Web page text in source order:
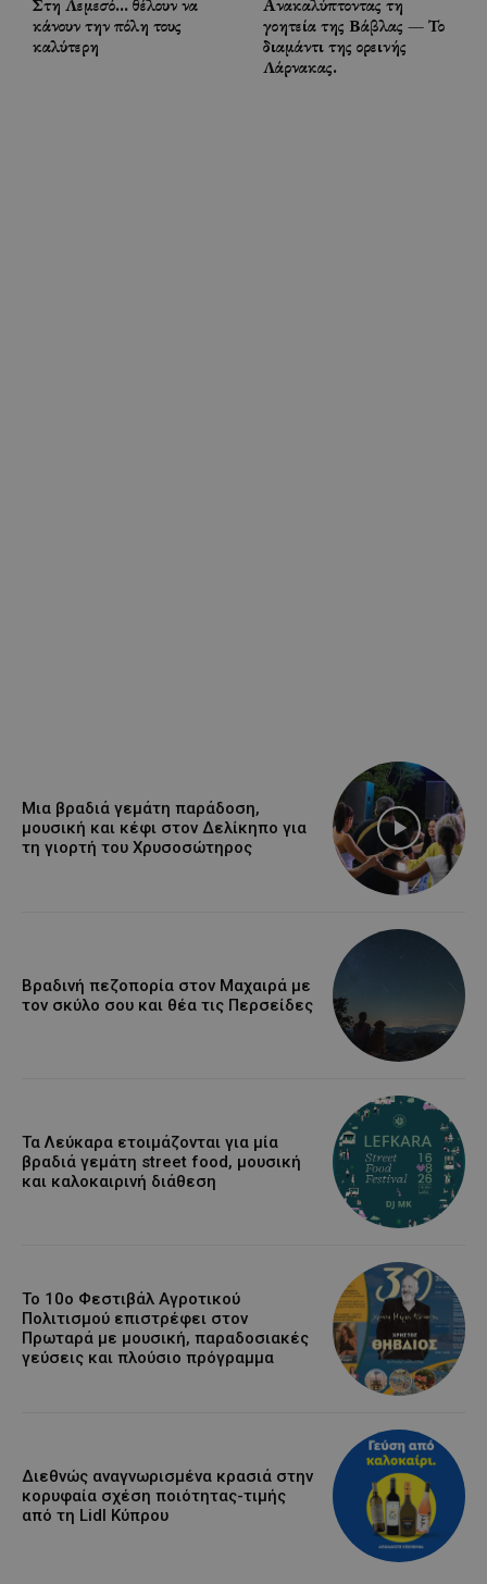
Στη Λεμεσό… θέλουν να
κάνουν την πόλη τους
καλύτερη
Ανακαλύπτοντας τη
γοητεία της Βάβλας — Το
διαμάντι της ορεινής
Λάρνακας.
Μια βραδιά γεμάτη παράδοση,
μουσική και κέφι στον Δελίκηπο για
τη γιορτή του Χρυσοσώτηρος
Βραδινή πεζοπορία στον Μαχαιρά με
τον σκύλο σου και θέα τις Περσείδες
Τα Λεύκαρα ετοιμάζονται για μία
βραδιά γεμάτη street food, μουσική
και καλοκαιρινή διάθεση
Το 10ο Φεστιβάλ Αγροτικού
Πολιτισμού επιστρέφει στον
Πρωταρά με μουσική, παραδοσιακές
γεύσεις και πλούσιο πρόγραμμα
Διεθνώς αναγνωρισμένα κρασιά στην
κορυφαία σχέση ποιότητας-τιμής
από τη Lidl Κύπρου